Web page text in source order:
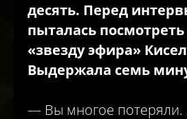
десять. Перед
пыталась
«звезду эфира»
Выдержала семь
— Вы многое потеряли.